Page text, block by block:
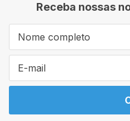
Receba nossas